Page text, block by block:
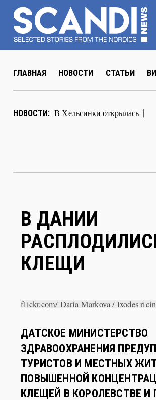
ГЛАВНАЯ НОВОСТИ СТАТЬИ
НОВОСТИ: В Хельсинки открылась
В ДАНИИ
КЛЕЩИ
ДАТСКОЕ МИНИСТЕРСТВО
ЗДРАВООХРАНЕНИЯ
ТУРИСТОВ И МЕСТНЫХ
ПОВЫШЕННОЙ